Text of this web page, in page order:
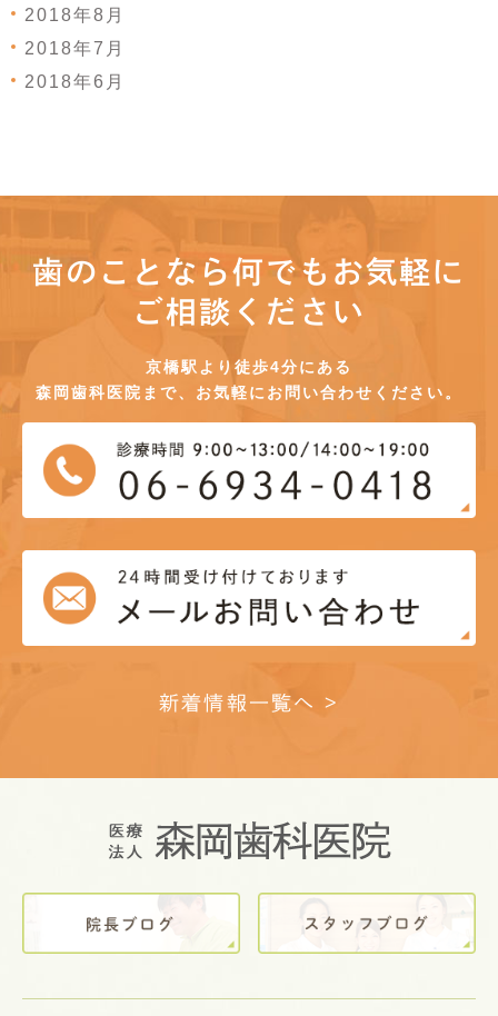
2018年8月
2018年7月
2018年6月
歯のことなら何でもお気軽に
ご相談ください
京橋駅より徒歩4分にある
森岡歯科医院まで、お気軽にお問い合わせください。
新着情報一覧へ >